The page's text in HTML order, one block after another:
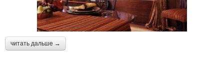
читать дальше →